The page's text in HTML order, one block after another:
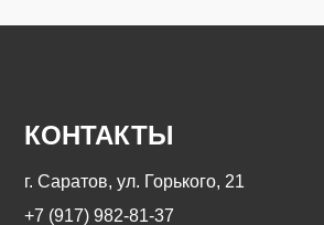
КОНТАКТЫ
г. Саратов, ул. Горького, 21
+7 (917) 982-81-37